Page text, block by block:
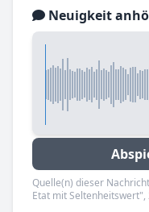
Neuigkeit
Quelle(n) dieser
Etat mit Seltenheitswert",